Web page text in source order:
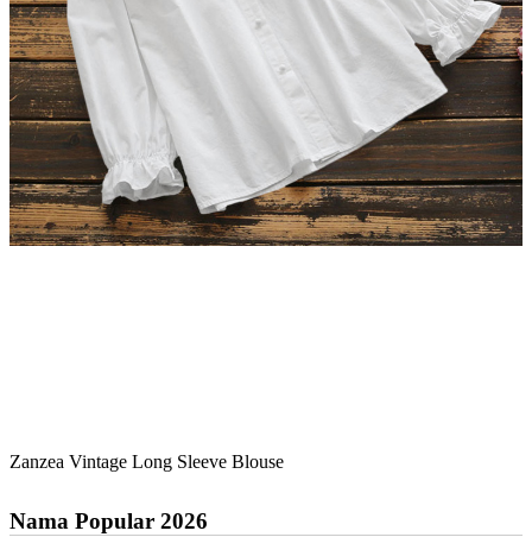
Zanzea Vintage Long Sleeve Blouse
Nama Popular 2026